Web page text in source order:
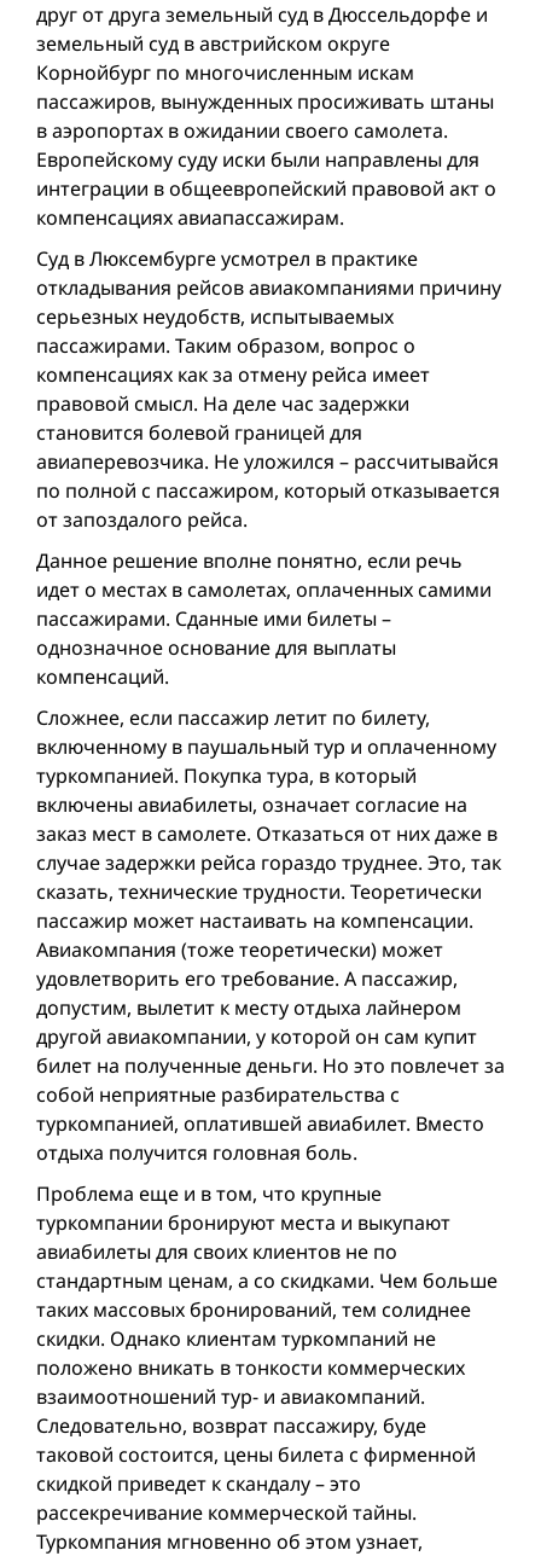
друг от друга земельный суд в Дюссельдорфе и
земельный суд в австрийском округе
Корнойбург по многочисленным искам
пассажиров, вынужденных просиживать штаны
в аэропортах в ожидании своего самолета.
Европейскому суду иски были направлены для
интеграции в общеевропейский правовой акт о
компенсациях авиапассажирам.
Суд в Люксембурге усмотрел в практике
откладывания рейсов авиакомпаниями причину
серьезных неудобств, испытываемых
пассажирами. Таким образом, вопрос о
компенсациях как за отмену рейса имеет
правовой смысл. На деле час задержки
становится болевой границей для
авиаперевозчика. Не уложился – рассчитывайся
по полной с пассажиром, который отказывается
от запоздалого рейса.
Данное решение вполне понятно, если речь
идет о местах в самолетах, оплаченных самими
пассажирами. Сданные ими билеты –
однозначное основание для выплаты
компенсаций.
Сложнее, если пассажир летит по билету,
включенному в паушальный тур и оплаченному
туркомпанией. Покупка тура, в который
включены авиабилеты, означает согласие на
заказ мест в самолете. Отказаться от них даже в
случае задержки рейса гораздо труднее. Это, так
сказать, технические трудности. Теоретически
пассажир может настаивать на компенсации.
Авиакомпания (тоже теоретически) может
удовлетворить его требование. А пассажир,
допустим, вылетит к месту отдыха лайнером
другой авиакомпании, у которой он сам купит
билет на полученные деньги. Но это повлечет за
собой неприятные разбирательства с
туркомпанией, оплатившей авиабилет. Вместо
отдыха получится головная боль.
Проблема еще и в том, что крупные
туркомпании бронируют места и выкупают
авиабилеты для своих клиентов не по
стандартным ценам, а со скидками. Чем больше
таких массовых бронирований, тем солиднее
скидки. Однако клиентам туркомпаний не
положено вникать в тонкости коммерческих
взаимоотношений тур- и авиакомпаний.
Следовательно, возврат пассажиру, буде
таковой состоится, цены билета с фирменной
скидкой приведет к скандалу – это
рассекречивание коммерческой тайны.
Туркомпания мгновенно об этом узнает,